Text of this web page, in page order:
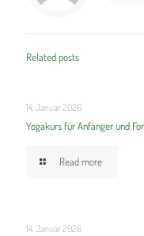
Related posts
14. Januar 2026
Yogakurs für Anfänger und
Read more
14. Januar 2026